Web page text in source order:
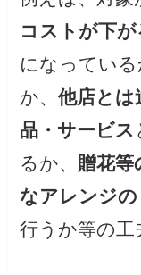
コストが下
になっている
か、他店とは
品・サービス
るか、 贈花等
なアレンジ
行うか等の工